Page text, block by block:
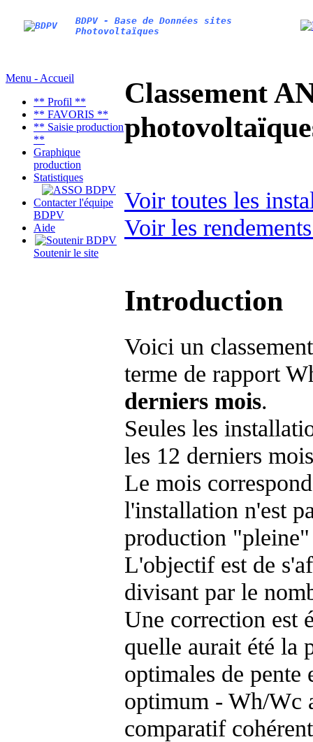
BDPV - Base de Données sites
Photovoltaïques
Menu - Accueil
** Profil **
** FAVORIS **
** Saisie production
**
Graphique
production
Statistiques
Contacter l'équipe
BDPV
Aide
Soutenir le site
Classement
Voir toutes les
Voir les
Introduction
Voici un
terme de rapport
derniers mois.
Seules les
les 12 derniers
Le mois
l'installation n'est
production "pleine"
L'objectif est de
divisant par le
Une correction est
quelle aurait été la
optimales de
optimum - Wh/Wc
comparatif